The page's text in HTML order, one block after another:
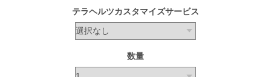
テラヘルツカスタマイズサービス
数量